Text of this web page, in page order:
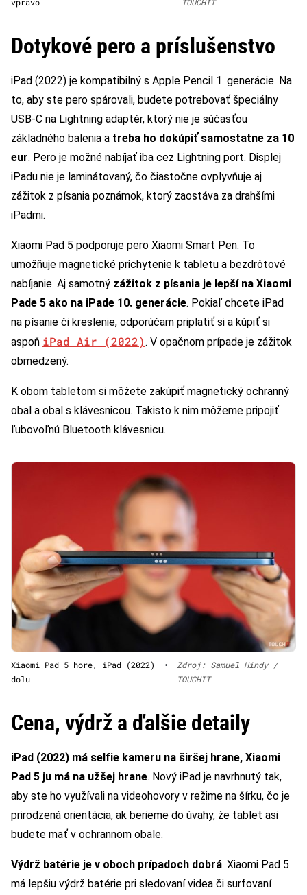
Dotykové pero a príslušenstvo
iPad (2022) je kompatibilný s Apple Pencil 1. generácie. Na
to, aby ste pero spárovali, budete potrebovať špeciálny
USB-C na Lightning adaptér, ktorý nie je súčasťou
základného balenia a treba ho dokúpiť samostatne za 10
eur. Pero je možné nabíjať iba cez Lightning port. Displej
iPadu nie je laminátovaný, čo čiastočne ovplyvňuje aj
zážitok z písania poznámok, ktorý zaostáva za drahšími
iPadmi.
Xiaomi Pad 5 podporuje pero Xiaomi Smart Pen. To
umožňuje magnetické prichytenie k tabletu a bezdrôtové
nabíjanie. Aj samotný zážitok z písania je lepší na Xiaomi
Pade 5 ako na iPade 10. generácie. Pokiaľ chcete iPad
na písanie či kreslenie, odporúčam priplatiť si a kúpiť si
aspoň iPad Air (2022) . V opačnom prípade je zážitok
obmedzený.
K obom tabletom si môžete zakúpiť magnetický ochranný
obal a obal s klávesnicou. Takisto k nim môžeme pripojiť
ľubovoľnú Bluetooth klávesnicu.
Xiaomi Pad 5 hore, iPad (2022)
dolu
•
Zdroj: Samuel Hindy /
TOUCHIT
Cena, výdrž a ďalšie detaily
iPad (2022) má selfie kameru na širšej hrane, Xiaomi
Pad 5 ju má na užšej hrane. Nový iPad je navrhnutý tak,
aby ste ho využívali na videohovory v režime na šírku, čo je
prirodzená orientácia, ak berieme do úvahy, že tablet asi
budete mať v ochrannom obale.
Výdrž batérie je v oboch prípadoch dobrá. Xiaomi Pad 5
má lepšiu výdrž batérie pri sledovaní videa či surfovaní